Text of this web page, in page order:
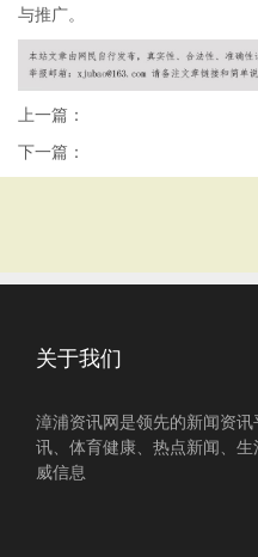
与推广。
上一篇：
下一篇：
关于我们
漳浦资讯网是领先的新闻资
讯、体育健康、热点新闻、
威信息